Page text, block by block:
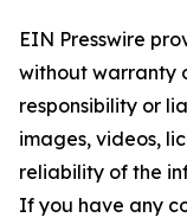
EIN Presswire
without warranty
responsibility or
images, videos,
reliability of the
If you have any